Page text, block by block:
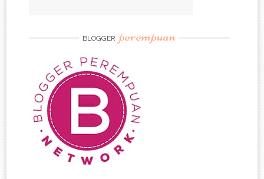
BLOGGER perempuan